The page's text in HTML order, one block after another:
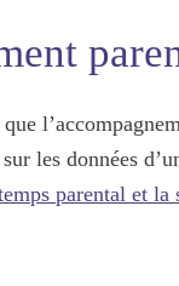
les données
parental et la